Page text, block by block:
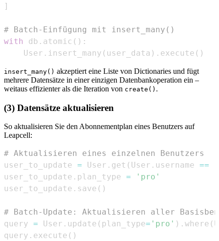
]
# Batch-Einfügung mit insert_many()
with
db . atomic ( ) :
    User
. insert_many ( user_data ) . execute ( )
insert_many() akzeptiert eine Liste von Dictionaries und fügt
mehrere Datensätze in einer einzigen Datenbankoperation ein –
weitaus effizienter als die Iteration von create() .
(3) Datensätze aktualisieren
So aktualisieren Sie den Abonnementplan eines Benutzers auf
Leapcell:
# Aktualisieren eines einzelnen Benutzers
user_to_update = User . get ( User . username ==
user_to_update . plan_type =
'pro'
user_to_update . save ( )
# Batch-Update: Aktualisieren aller
query = User . update ( plan_type= 'pro' ) . where (
query . execute ( )